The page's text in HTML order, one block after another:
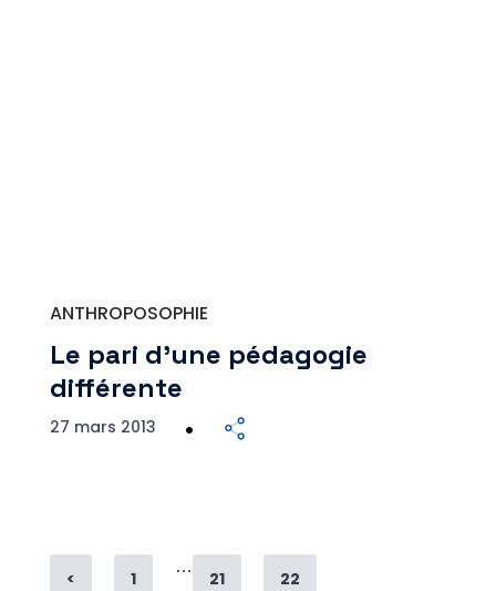
ANTHROPOSOPHIE
Le pari d’une pédagogie
différente
27 mars 2013
< Page
1
…
Page
21 Page
22